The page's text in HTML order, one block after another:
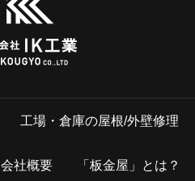
工場・倉庫の屋根/外壁修理
会社概要 「板金屋」とは？